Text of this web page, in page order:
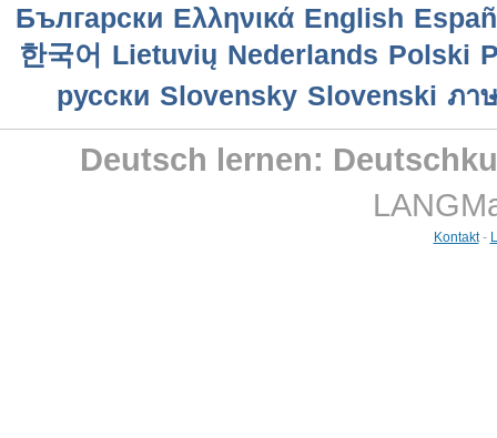
Български Ελληνικά English
한국어 Lietuvių Nederlands Polski
русски Slovensky Slovenski ภา
Deutsch lernen:
Kontakt-